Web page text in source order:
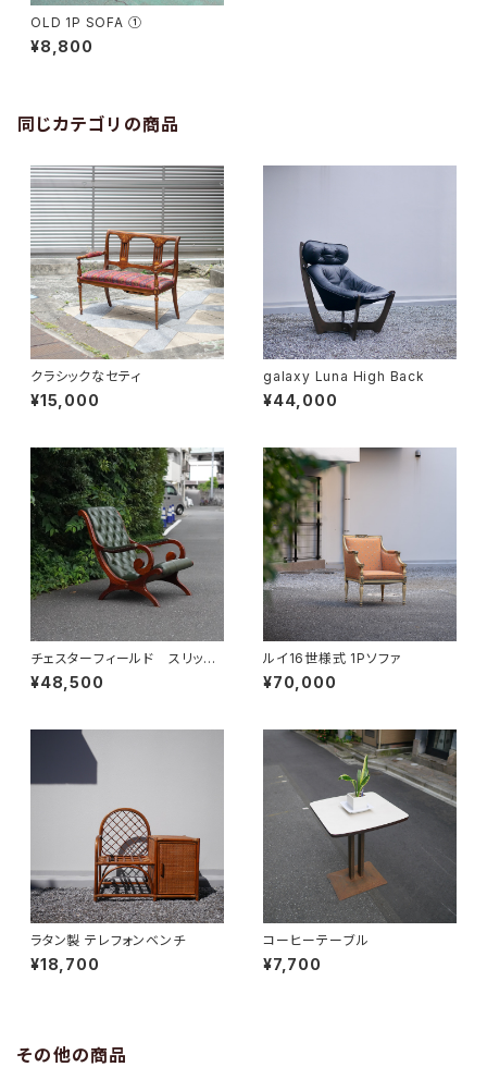
OLD 1P SOFA ①
¥8,800
同じカテゴリの商品
クラシックなセティ
¥15,000
galaxy Luna High Back
¥44,000
チェスターフィールド スリッパ
ーチェア
¥48,500
ルイ16世様式 1Pソファ
¥70,000
ラタン製 テレフォンベンチ
¥18,700
コーヒーテーブル
¥7,700
その他の商品